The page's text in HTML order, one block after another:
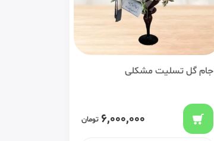
جام گل تسلیت مشکلی
6,000,000 تومان